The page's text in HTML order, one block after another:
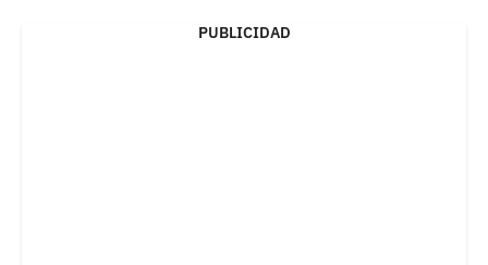
PUBLICIDAD